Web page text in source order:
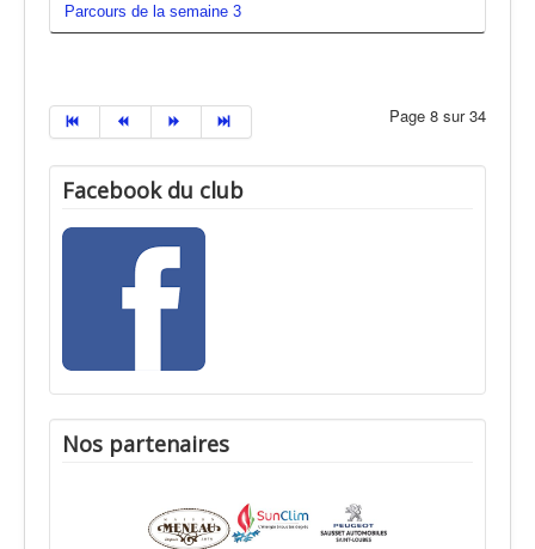
Parcours de la semaine 3
Page 8 sur 34
Facebook du club
Nos partenaires